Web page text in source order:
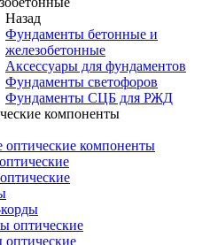
Назад
Фундаменты бетонные и
железобетонные
Аксессуары для фундаментов
Фундаменты светофоров
Фундаменты СЦБ для РЖД
компоненты
оптические компоненты
оптические